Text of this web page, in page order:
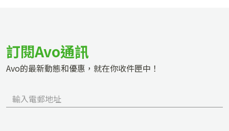
訂閱Avo通訊
Avo的最新動態和優惠，就在你收件匣中！